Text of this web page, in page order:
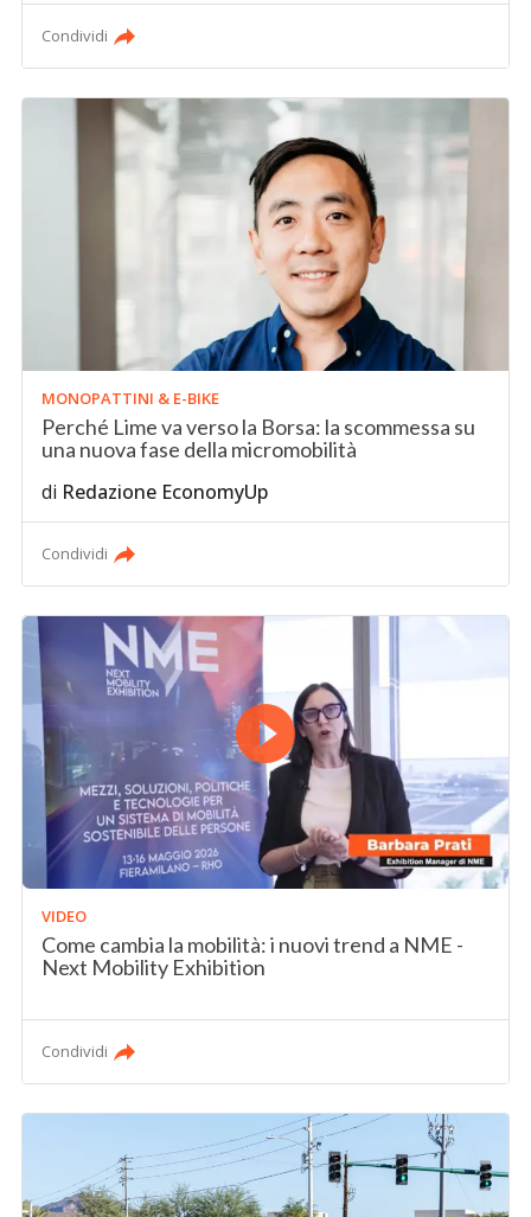
Condividi
MONOPATTINI & E-BIKE
Perché Lime va verso la Borsa: la scommessa su
una nuova fase della micromobilità
di Redazione EconomyUp
Condividi
VIDEO
Come cambia la mobilità: i nuovi trend a NME -
Next Mobility Exhibition
Condividi